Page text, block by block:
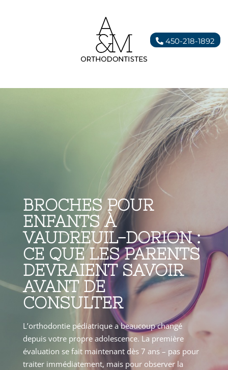
450-218-1892
BROCHES POUR
ENFANTS À
VAUDREUIL-DORION :
CE QUE LES PARENTS
DEVRAIENT SAVOIR
AVANT DE
CONSULTER
L’orthodontie pédiatrique a beaucoup changé
depuis votre propre adolescence. La première
évaluation se fait maintenant dès 7 ans – pas pour
traiter immédiatement, mais pour observer la